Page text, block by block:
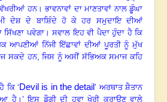
ਵੱਖਰੀਆਂ ਹਨ।ਭਾਵਨਾਵਾਂ ਦਾ ਮਾਣਤਾਵਾਂ ਨਾਲ ਡੂੰਘਾ
ਦੇਸ਼ ਦੇ ਬਾਸ਼ਿੰਦੇ ਹੋ ਕੇ ਹਰ ਸਮੁਦਾਇ ਦੀਆਂ
ਸਿੱਖਣਾ ਪਵੇਗਾ। ਸਵਾਲ ਇਹ ਵੀ ਪੈਦਾ ਹੁੰਦਾ ਹੈ ਕਿ
ਆਪਣੀਆਂ ਨਿੱਜੀ ਇੱਛਾਵਾਂ ਦੀਆਂ ਪੂਰਤੀ ਨੂੰ ਮੁੱਖ
ਸਕਦੇ ਹਨ, ਜਿਸ ਨੂੰ ਅਸੀਂ ਸੱਭਿਅਕ ਸਮਾਜ ਕਹਿ
ਕਿ ‘ Devil is in the detail’ ਅਰਥਾਤ ਸ਼ੈਤਾਨ
ਹੈ।’ਇਸ ਡੌਗੀ ਦੀ ਹਵਾ ਖੋਰੀ ਕਰਾਉਣ ਵਾਲੇ